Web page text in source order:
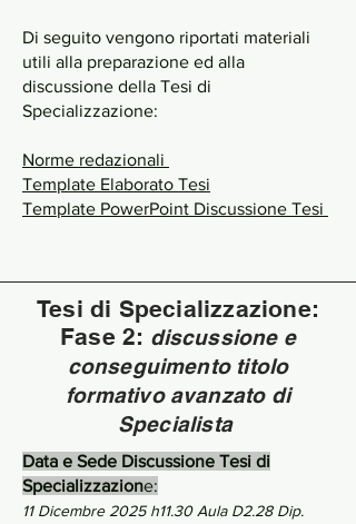
Di seguito vengono riportati materiali
utili alla preparazione ed alla
discussione della Tesi di
Specializzazione:
Norme redazionali
Template Elaborato Tesi
Template PowerPoint Discussione Tesi
Tesi di Specializzazione:
Fase 2: discussione e
conseguimento titolo
formativo avanzato di
Specialista
Data e Sede Discussione Tesi di
Specializzazione:
11 Dicembre 2025 h11.30 Aula D2.28 Dip.